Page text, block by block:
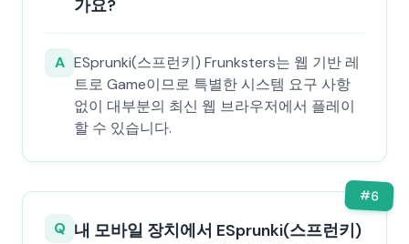
가요?
A ESprunki(스프런키) Frunksters는 웹 기반 레
트로 Game이므로 특별한 시스템 요구 사항
없이 대부분의 최신 웹 브라우저에서 플레이
할 수 있습니다.
#6
Q 내 모바일 장치에서 ESprunki(스프런키)